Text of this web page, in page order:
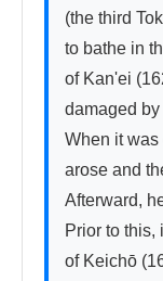
(the third
to bathe in
of Kan'ei
damaged
When it was
arose and
Afterward,
Prior to this,
of Keichō